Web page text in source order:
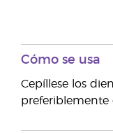
Cómo se usa
Cepíllese los
preferiblemente